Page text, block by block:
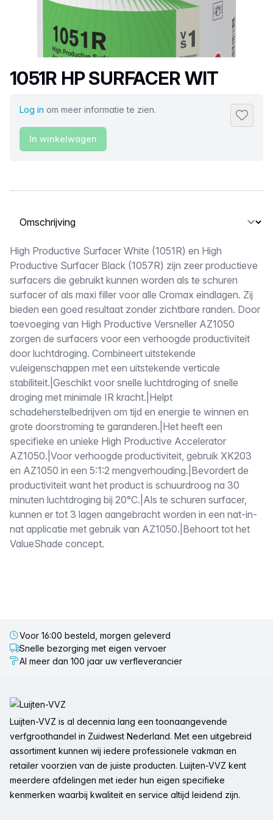
Productnaam
1051R HP SURFACER WIT
Log in om meer informatie te zien.
In winkelwagen
Selecteer een tabblad
Omschrijving
High Productive Surfacer White (1051R) en High
Productive Surfacer Black (1057R) zijn zeer productieve
surfacers die gebruikt kunnen worden als te schuren
surfacer of als maxi filler voor alle Cromax eindlagen. Zij
bieden een goed resultaat zonder zichtbare randen. Door
toevoeging van High Productive Versneller AZ1050
zorgen de surfacers voor een verhoogde productiviteit
door luchtdroging. Combineert uitstekende
vuleigenschappen met een uitstekende verticale
stabiliteit.|Geschikt voor snelle luchtdroging of snelle
droging met minimale IR kracht.|Helpt
schadeherstelbedrijven om tijd en energie te winnen en
grote doorstroming te garanderen.|Het heeft een
specifieke en unieke High Productive Accelerator
AZ1050.|Voor verhoogde productiviteit, gebruik XK203
en AZ1050 in een 5:1:2 mengverhouding.|Bevordert de
productiviteit want het product is schuurdroog na 30
minuten luchtdroging bij 20°C.|Als te schuren surfacer,
kunnen er tot 3 lagen aangebracht worden in een nat-in-
nat applicatie met gebruik van AZ1050.|Behoort tot het
ValueShade concept.
Voor 16:00 besteld, morgen geleverd
Snelle bezorging met eigen vervoer
Al meer dan 100 jaar uw verfleverancier
Luijten-VVZ is al decennia lang een toonaangevende
verfgroothandel in Zuidwest Nederland. Met een uitgebreid
assortiment kunnen wij iedere professionele vakman en
retailer voorzien van de juiste producten. Luijten-VVZ kent
meerdere afdelingen met ieder hun eigen specifieke
kenmerken waarbij kwaliteit en service altijd leidend zijn.